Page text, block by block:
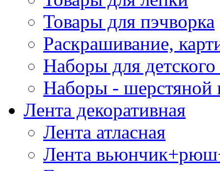
Товары для пэчворка
Раскрашивание,
Наборы для
Наборы - шерстяной
Лента декоративная
Лента атласная
Лента